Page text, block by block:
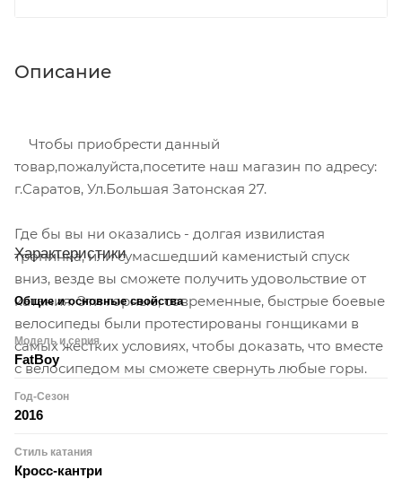
Описание
Чтобы приобрести данный
товар,пожалуйста,посетите наш магазин по адресу:
г.Саратов, Ул.Большая Затонская 27.
Где бы вы ни оказались - долгая извилистая
тропинка, или сумасшедший каменистый спуск
вниз, везде вы сможете получить удовольствие от
катания. Эти горные, современные, быстрые боевые
велосипеды были протестированы гонщиками в
самых жестких условиях, чтобы доказать, что вместе
с велосипедом мы сможете свернуть любые горы.
Характеристики
Общие и основные свойства
Модель и серия
FatBoy
Год-Сезон
2016
Стиль катания
Кросс-кантри